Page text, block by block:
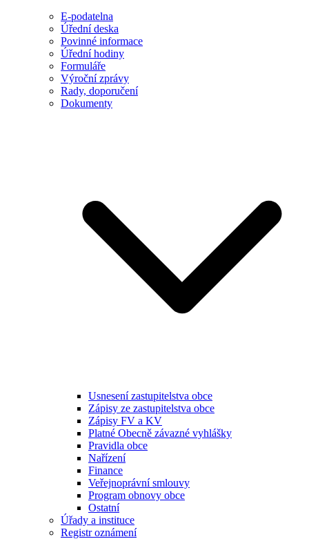
E-podatelna
Úřední deska
Povinné informace
Úřední hodiny
Formuláře
Výroční zprávy
Rady, doporučení
Dokumenty
Usnesení zastupitelstva obce
Zápisy ze zastupitelstva obce
Zápisy FV a KV
Platné Obecně závazné vyhlášky
Pravidla obce
Nařízení
Finance
Veřejnoprávní smlouvy
Program obnovy obce
Ostatní
Úřady a instituce
Registr oznámení